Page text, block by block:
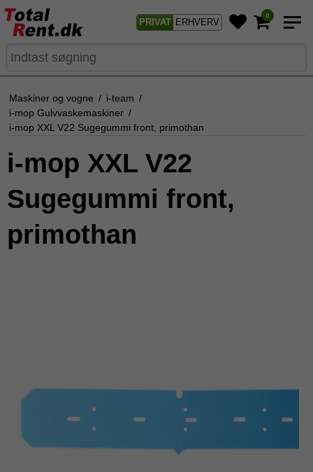
PRIVAT ERHVERV
0
Maskiner og vogne / i-team /
i-mop Gulvvaskemaskiner /
i-mop XXL V22 Sugegummi front, primothan
i-mop XXL V22
Sugegummi front,
primothan